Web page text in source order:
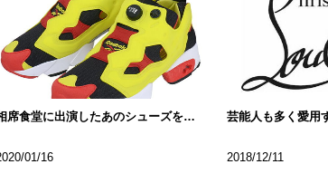
相席食堂に出演したあのシューズをご紹介
01/16 2018/12/11